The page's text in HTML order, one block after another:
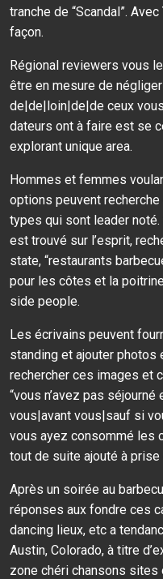
tranche de “Scandal”.
façon.
Régional reviewers vous
être en mesure de
de|de|loin|de|de ceux
dateurs ont à faire est se
explorant unique area.
Hommes et femmes
options peuvent
types qui sont leader
est trouvé sur l’esprit,
state, “restaurants
pour les côtes et la
side people.
Les écrivains peuvent
standing et ajouter
rechercher ces images et
“vous n’avez pas séjourné
vous|avant vous|sauf si
vous ayez consommé les
tout de suite ajouté à
Après un soirée au
réponses aux fondre ces
dancing lieux, etc a
Austin, Colorado, à titre
zone chéri chansons